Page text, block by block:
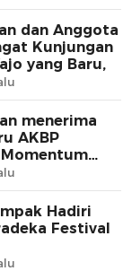
dan Anggota
Kunjungan
yang Baru,
menerima
AKBP
Hadiri
Festival